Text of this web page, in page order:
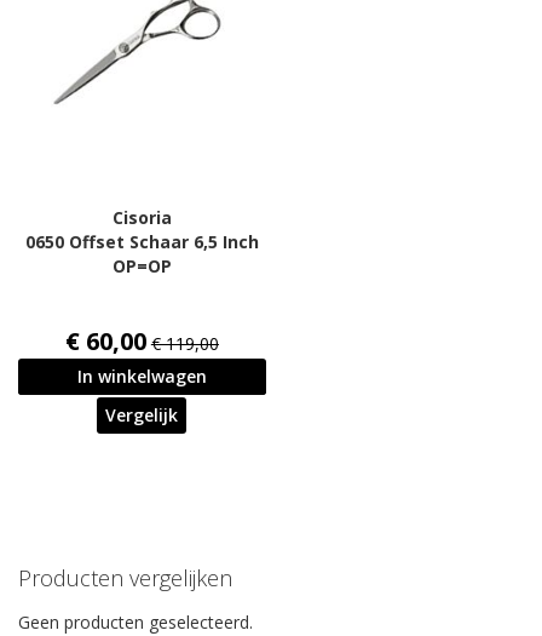
Cisoria
0650 Offset Schaar 6,5 Inch
OP=OP
€ 60,00 € 119,00
In winkelwagen
Vergelijk
Producten vergelijken
Geen producten geselecteerd.